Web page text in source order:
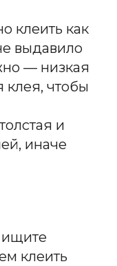
клеить как
выдавило
— низкая
клея, чтобы
и
иначе
ищите
клеить